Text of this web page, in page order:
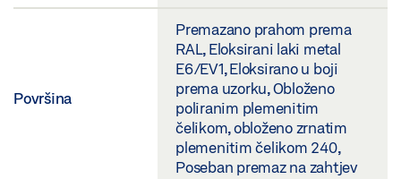
Površina
Premazano prahom prema
RAL, Eloksirani laki metal
E6/EV1, Eloksirano u boji
prema uzorku, Obloženo
poliranim plemenitim
čelikom, obloženo zrnatim
plemenitim čelikom 240,
Poseban premaz na zahtjev